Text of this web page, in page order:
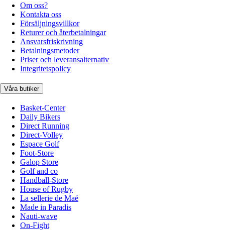
Om oss?
Kontakta oss
Försäljningsvillkor
Returer och återbetalningar
Ansvarsfriskrivning
Betalningsmetoder
Priser och leveransalternativ
Integritetspolicy
Våra butiker
Basket-Center
Daily Bikers
Direct Running
Direct-Volley
Espace Golf
Foot-Store
Galop Store
Golf and co
Handball-Store
House of Rugby
La sellerie de Maé
Made in Paradis
Nauti-wave
On-Fight